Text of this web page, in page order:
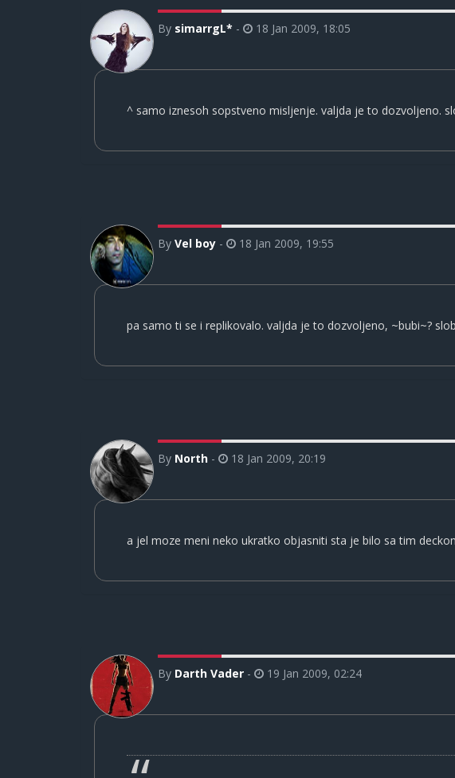
By simarrgL* - 18 Jan 2009, 18:05
^ samo iznesoh sopstveno misljenje. valjda je to dozvoljeno.
By Vel boy - 18 Jan 2009, 19:55
pa samo ti se i replikovalo. valjda je to dozvoljeno, ~bubi~?
By North - 18 Jan 2009, 20:19
a jel moze meni neko ukratko objasniti sta je bilo sa tim
By Darth Vader - 19 Jan 2009, 02:24